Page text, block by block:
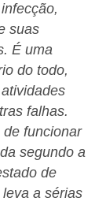
suas
É uma
do todo,
falhas.
funcionar
segundo a
de
a sérias